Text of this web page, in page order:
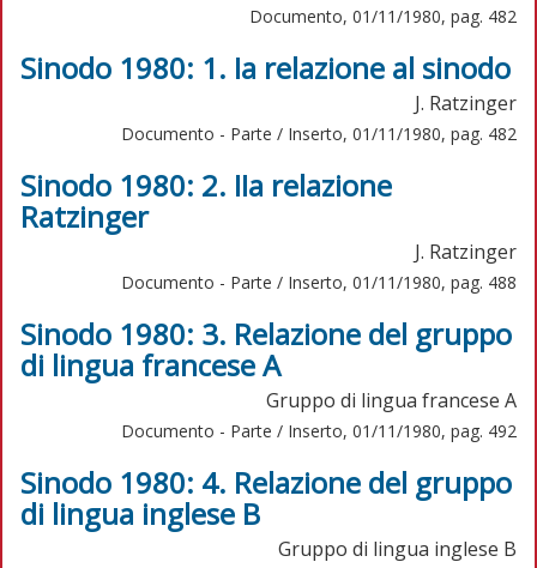
Documento, 01/11/1980, pag. 482
Sinodo 1980: 1. Ia relazione al sinodo
J. Ratzinger
Documento - Parte / Inserto, 01/11/1980, pag. 482
Sinodo 1980: 2. IIa relazione
Ratzinger
J. Ratzinger
Documento - Parte / Inserto, 01/11/1980, pag. 488
Sinodo 1980: 3. Relazione del gruppo
di lingua francese A
Gruppo di lingua francese A
Documento - Parte / Inserto, 01/11/1980, pag. 492
Sinodo 1980: 4. Relazione del gruppo
di lingua inglese B
Gruppo di lingua inglese B